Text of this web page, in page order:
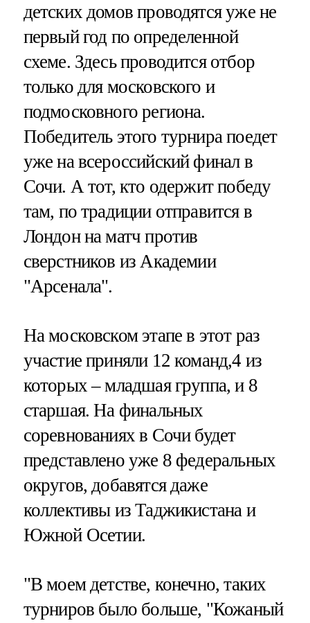
детских домов проводятся уже не
первый год по определенной
схеме. Здесь проводится отбор
только для московского и
подмосковного региона.
Победитель этого турнира поедет
уже на всероссийский финал в
Сочи. А тот, кто одержит победу
там, по традиции отправится в
Лондон на матч против
сверстников из Академии
"Арсенала".
На московском этапе в этот раз
участие приняли 12 команд,4 из
которых – младшая группа, и 8
старшая. На финальных
соревнованиях в Сочи будет
представлено уже 8 федеральных
округов, добавятся даже
коллективы из Таджикистана и
Южной Осетии.
"В моем детстве, конечно, таких
турниров было больше, "Кожаный